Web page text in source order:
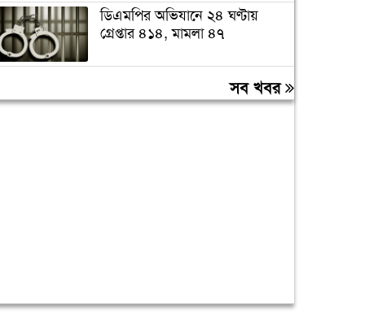
ডিএমপির অভিযানে ২৪ ঘণ্টায়
গ্রেপ্তার ৪১৪, মামলা ৪৭
দেশের গণমাধ্যম এখনও পুরোপুরি
স্বাধীন নয়: জামায়াত আমিরসব খবর